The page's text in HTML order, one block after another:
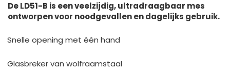
De LD51-B is een veelzijdig, ultradraagbaar mes
ontworpen voor noodgevallen en dagelijks gebruik.
Snelle opening met één hand
Glasbreker van wolfraamstaal